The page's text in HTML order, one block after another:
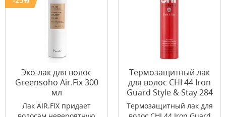
Эко-лак для волос
Greensoho Air.Fix 300
мл
Лак AIR.FIX придает
Tермозащитный лак
для волос CHI 44 Iron
Guard Style & Stay 284
мл
Термозащитный лак для